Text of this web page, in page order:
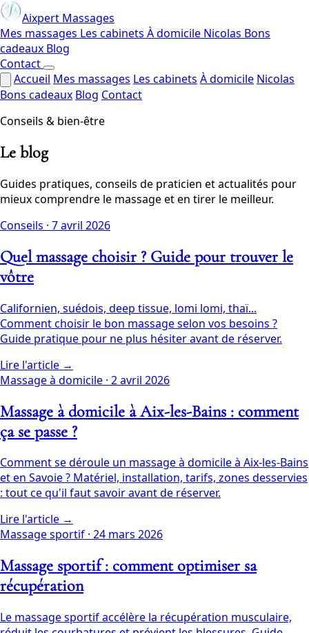
Aixpert Massages
Mes massages Les cabinets À domicile Nicolas Bons
cadeaux Blog
Contact
Accueil Mes massages Les cabinets À domicile Nicolas
Bons cadeaux Blog Contact
Conseils & bien-être
Le blog
Guides pratiques, conseils de praticien et actualités pour
mieux comprendre le massage et en tirer le meilleur.
Conseils · 7 avril 2026
Quel massage choisir ? Guide pour trouver le
vôtre
Californien, suédois, deep tissue, lomi lomi, thaï...
Comment choisir le bon massage selon vos besoins ?
Guide pratique pour ne plus hésiter avant de réserver.
Lire l'article →
Massage à domicile · 2 avril 2026
Massage à domicile à Aix-les-Bains : comment
ça se passe ?
Comment se déroule un massage à domicile à Aix-les-Bains
et en Savoie ? Matériel, installation, tarifs, zones desservies
: tout ce qu'il faut savoir avant de réserver.
Lire l'article →
Massage sportif · 24 mars 2026
Massage sportif : comment optimiser sa
récupération
Le massage sportif accélère la récupération musculaire,